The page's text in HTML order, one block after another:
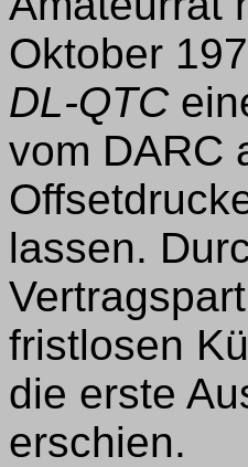
Oktober
DL-QTC
vom DARC
lassen.
fristlosen
die erste
erschien.